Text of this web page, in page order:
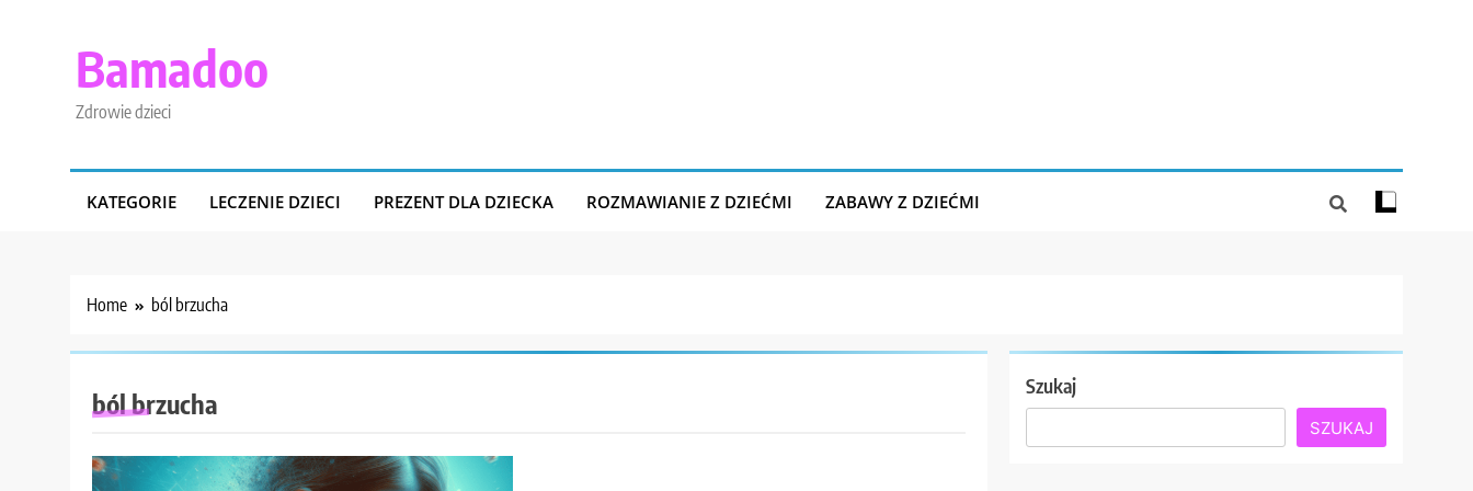
Bamadoo
Zdrowie dzieci
KATEGORIE LECZENIE DZIECI PREZENT DLA DZIECKA ROZMAWIANIE Z DZIEĆMI ZABAWY Z DZIEĆMI
Home ból brzucha
ból brzucha
Szukaj
SZUKAJ